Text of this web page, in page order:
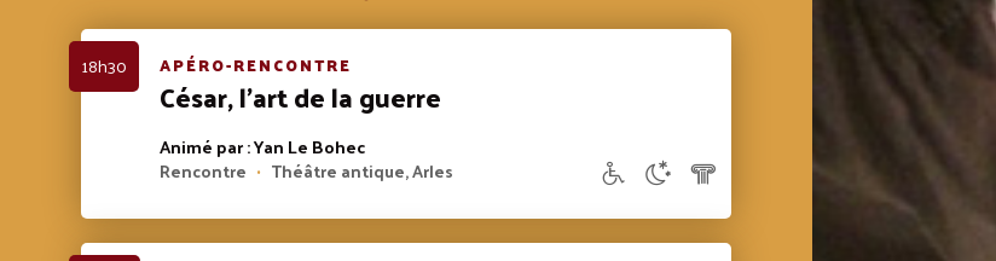
18h30 APÉRO-RENCONTRE
César, l’art de la guerre
Animé par : Yan Le Bohec
Rencontre • Théâtre antique, Arles